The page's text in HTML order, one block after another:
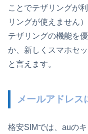
ことでテザリングが
リングが使えません）
テザリングの機能を
か、新しくスマホセ
と言えます。
メールアドレス
格安SIMでは、auの